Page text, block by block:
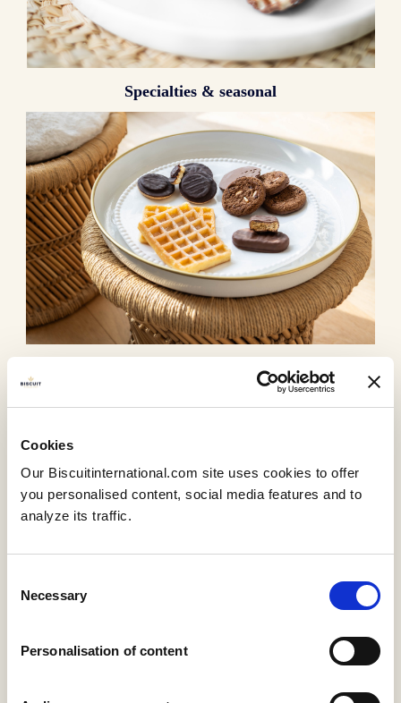
Cookies
Our Biscuitinternational.com site uses cookies to offer
you personalised content, social media features and to
analyze its traffic.
Selection
Necessary
Personalisation of content
Specialties & seasonal